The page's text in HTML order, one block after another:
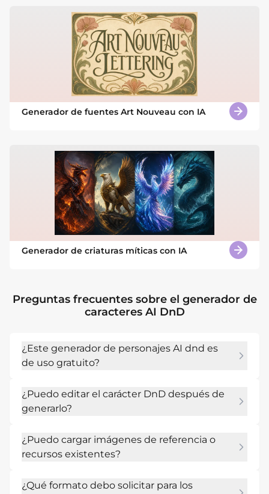
Generador de fuentes Art Nouveau con IA
Generador de criaturas míticas con IA
Preguntas frecuentes sobre el generador de
caracteres AI DnD
¿Este generador de personajes AI dnd es
de uso gratuito?
créditos de IA gratuitos después de registrarse,
crear borradores y probar varios estilos antes
¿Puedo editar el carácter DnD después de
generarlo?
diseño, los colores, la composición, los detalles
de los personajes, la estructura del mapa o el
¿Puedo cargar imágenes de referencia o
recursos existentes?
mapas, activos de marca o referencias de estilo
¿Qué formato debo solicitar para los